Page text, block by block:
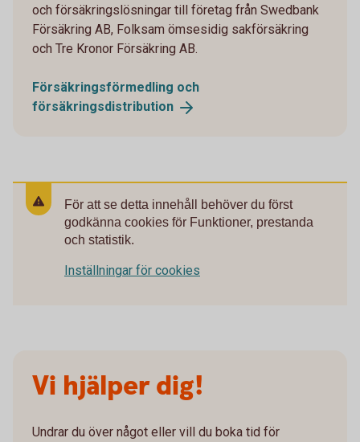
och försäkringslösningar till företag från Swedbank
Försäkring AB, Folksam ömsesidig sakförsäkring
och Tre Kronor Försäkring AB.
Försäkringsförmedling och
försäkringsdistribution
För att se detta innehåll behöver du först
godkänna cookies för Funktioner, prestanda
och statistik.
Inställningar för cookies
Vi hjälper dig!
Undrar du över något eller vill du boka tid för